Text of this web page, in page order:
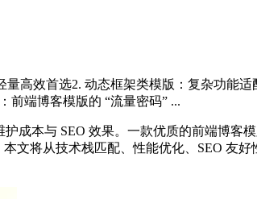
高效首选2. 动态框架类模版：复杂功能
前端博客模版的 “流量密码” ...
成本与 SEO 效果。一款优质的前端博客
将从技术栈匹配、性能优化、SEO 友好